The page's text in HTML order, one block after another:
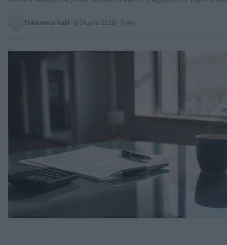
Francesca Galli · 9 Giugno 2026 · 3 min